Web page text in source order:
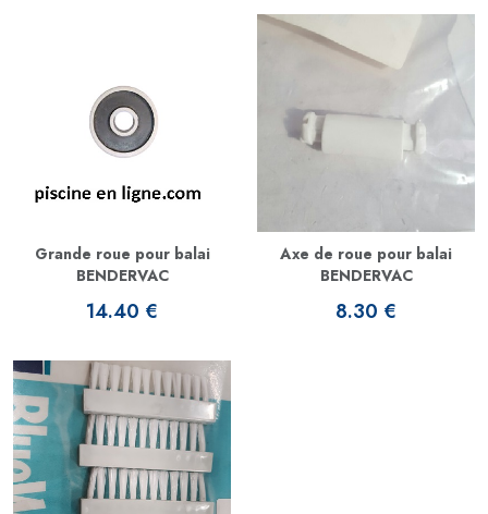
Grande roue pour balai
BENDERVAC
14.40 €
Axe de roue pour balai
BENDERVAC
8.30 €